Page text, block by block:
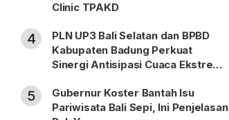
Clinic TPAKD
4
PLN UP3 Bali Selatan dan BPBD
Kabupaten Badung Perkuat
Sinergi Antisipasi Cuaca Ekstrem
5
Gubernur Koster Bantah Isu
Pariwisata Bali Sepi, Ini Penjelasan